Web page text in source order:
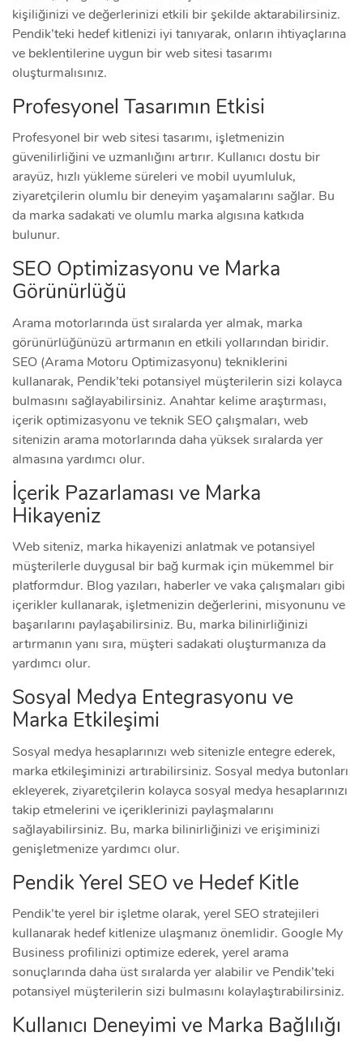
kişiliğinizi ve değerlerinizi etkili bir şekilde aktarabilirsiniz.
Pendik’teki hedef kitlenizi iyi tanıyarak, onların ihtiyaçlarına
ve beklentilerine uygun bir web sitesi tasarımı
oluşturmalısınız.
Profesyonel Tasarımın Etkisi
Profesyonel bir web sitesi tasarımı, işletmenizin
güvenilirliğini ve uzmanlığını artırır. Kullanıcı dostu bir
arayüz, hızlı yükleme süreleri ve mobil uyumluluk,
ziyaretçilerin olumlu bir deneyim yaşamalarını sağlar. Bu
da marka sadakati ve olumlu marka algısına katkıda
bulunur.
SEO Optimizasyonu ve Marka
Görünürlüğü
Arama motorlarında üst sıralarda yer almak, marka
görünürlüğünüzü artırmanın en etkili yollarından biridir.
SEO (Arama Motoru Optimizasyonu) tekniklerini
kullanarak, Pendik’teki potansiyel müşterilerin sizi kolayca
bulmasını sağlayabilirsiniz. Anahtar kelime araştırması,
içerik optimizasyonu ve teknik SEO çalışmaları, web
sitenizin arama motorlarında daha yüksek sıralarda yer
almasına yardımcı olur.
İçerik Pazarlaması ve Marka
Hikayeniz
Web siteniz, marka hikayenizi anlatmak ve potansiyel
müşterilerle duygusal bir bağ kurmak için mükemmel bir
platformdur. Blog yazıları, haberler ve vaka çalışmaları gibi
içerikler kullanarak, işletmenizin değerlerini, misyonunu ve
başarılarını paylaşabilirsiniz. Bu, marka bilinirliğinizi
artırmanın yanı sıra, müşteri sadakati oluşturmanıza da
yardımcı olur.
Sosyal Medya Entegrasyonu ve
Marka Etkileşimi
Sosyal medya hesaplarınızı web sitenizle entegre ederek,
marka etkileşiminizi artırabilirsiniz. Sosyal medya butonları
ekleyerek, ziyaretçilerin kolayca sosyal medya hesaplarınızı
takip etmelerini ve içeriklerinizi paylaşmalarını
sağlayabilirsiniz. Bu, marka bilinirliğinizi ve erişiminizi
genişletmenize yardımcı olur.
Pendik Yerel SEO ve Hedef Kitle
Pendik’te yerel bir işletme olarak, yerel SEO stratejileri
kullanarak hedef kitlenize ulaşmanız önemlidir. Google My
Business profilinizi optimize ederek, yerel arama
sonuçlarında daha üst sıralarda yer alabilir ve Pendik’teki
potansiyel müşterilerin sizi bulmasını kolaylaştırabilirsiniz.
Kullanıcı Deneyimi ve Marka Bağlılığı